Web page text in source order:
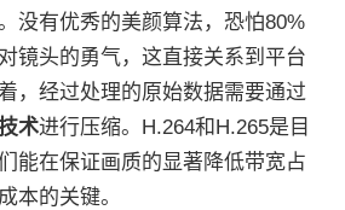
没有优秀的美颜算法，恐怕80%
镜头的勇气，这直接关系到平台
，经过处理的原始数据需要通过
术进行压缩。H.264和H.265是目
能在保证画质的显著降低带宽占
本的关键。